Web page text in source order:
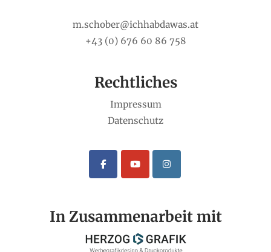
m.schober@ichhabdawas.at
+43 (0) 676 60 86 758
Rechtliches
Impressum
Datenschutz
In Zusammenarbeit mit